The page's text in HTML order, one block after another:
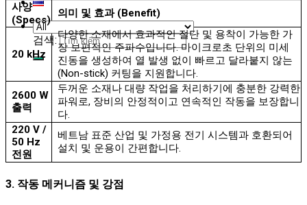
검색:
사양
(Specs)
의미 및 효과 (Benefit)
20 kHz
다양한 소재에서 효과적인 절단 및 용착이 가능한 가
장 보편적인 주파수입니다. 마이크로초 단위의 미세
진동을 생성하여 열 발생 없이 빠르고 달라붙지 않는
(Non-stick) 커팅을 지원합니다.
2600 W
출력
두꺼운 소재나 대량 작업을 처리하기에 충분한 강력한
파워로, 장비의 안정적이고 연속적인 작동을 보장합니
다.
220 V /
50 Hz
전원
베트남 표준 산업 및 가정용 전기 시스템과 호환되어
설치 및 운용이 간편합니다.
3. 작동 메커니즘 및 강점